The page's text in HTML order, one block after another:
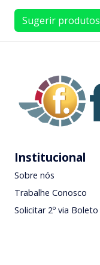
Sugerir produtos
Institucional
Sobre nós
Trabalhe Conosco
Solicitar 2º via Boleto